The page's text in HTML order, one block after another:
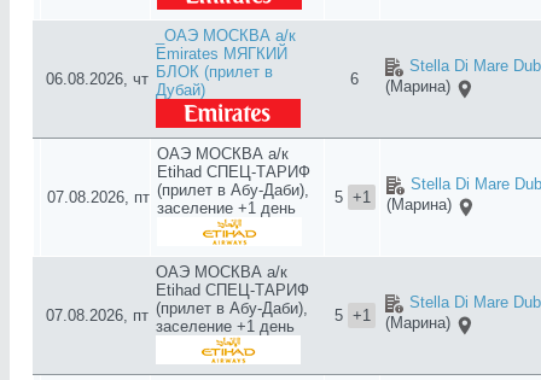
06.08.2026, чт
_ОАЭ МОСКВА а/к
Emirates МЯГКИЙ
БЛОК (прилет в
Дубай)
6
Stella Di Mare
(Марина)
07.08.2026, пт
ОАЭ МОСКВА а/к
Etihad СПЕЦ-ТАРИФ
(прилет в Абу-Даби),
заселение +1 день
5 +1
Stella Di Mare
(Марина)
07.08.2026, пт
ОАЭ МОСКВА а/к
Etihad СПЕЦ-ТАРИФ
(прилет в Абу-Даби),
заселение +1 день
5 +1
Stella Di Mare
(Марина)